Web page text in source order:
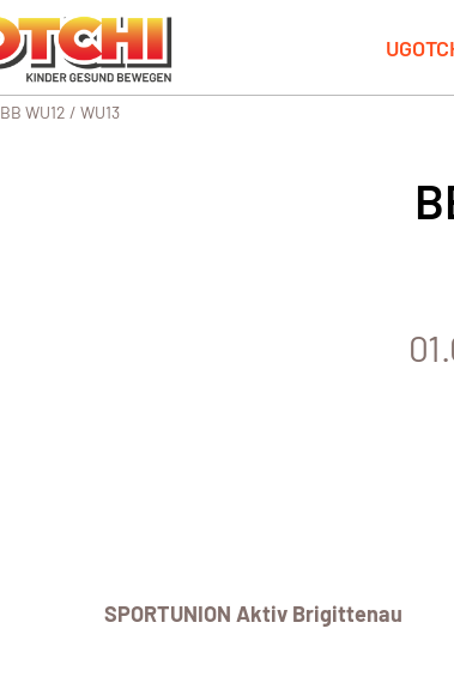
BB WU12 / WU13
SPORTUNION Aktiv Brigittenau